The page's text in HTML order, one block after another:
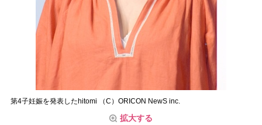
第4子妊娠を発表したhitomi （C）ORICON NewS inc.
拡大する